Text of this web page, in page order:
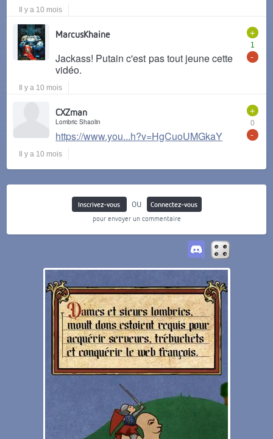
Il y a 10 mois
+
1
-
MarcusKhaine
Jackass! Putain c'est pas tout jeune cette
vidéo.
Il y a 10 mois
+
0
-
CXZman
Lombric Shaolin
https://www.you...h?v=HgCuoUMGkaY
Il y a 10 mois
Inscrivez-vous ou
Connectez-vous
pour envoyer un commentaire